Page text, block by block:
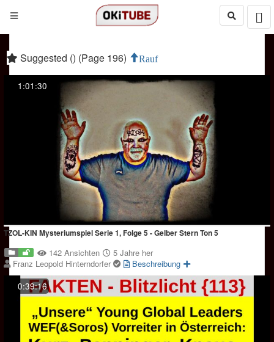
Suggested () (Page 196) Rauf
1:01:30
TZOL-KIN Mysteriumspiel Serie 1, Folge 5 - Gelber Stern Ton 5
142 Ansichten
5 Jahre her
Franz Leopold Hinterndorfer
Beschreibung
0:39:16